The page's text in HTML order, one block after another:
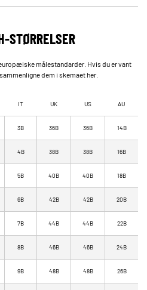
STØRRELSER
målestandarder. Hvis du er vant
dem i skemaet her.
IT UK US AU
3B 36B 36B 14B
4B 38B 38B 16B
5B 40B 40B 18B
6B 42B 42B 20B
7B 44B 44B 22B
8B 46B 46B 24B
9B 48B 48B 26B